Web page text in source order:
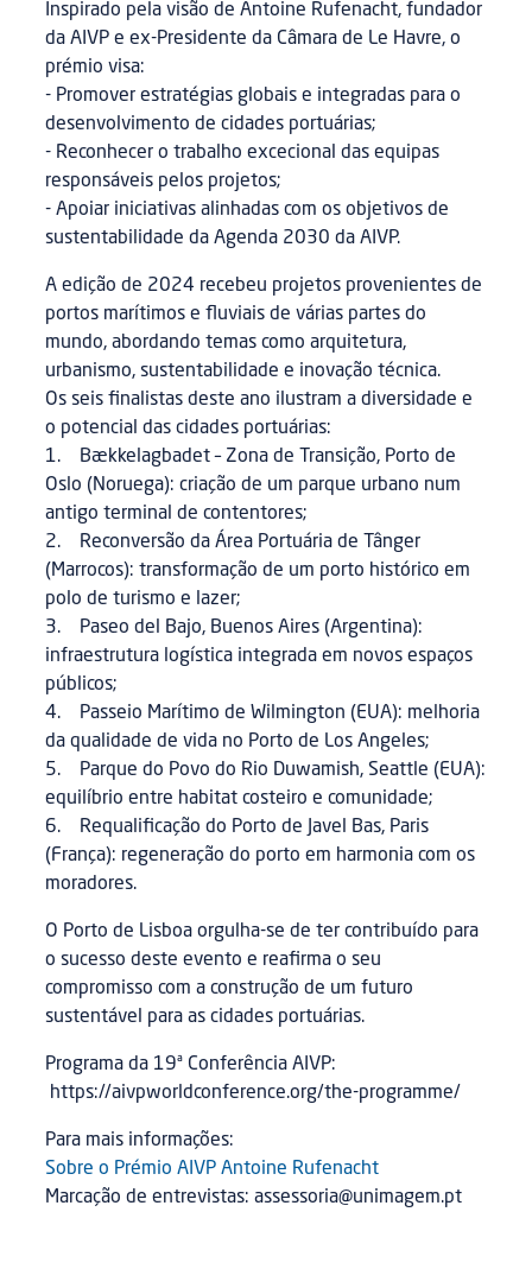
Inspirado pela visão de Antoine Rufenacht, fundador
da AIVP e ex-Presidente da Câmara de Le Havre, o
prémio visa:
- Promover estratégias globais e integradas para o
desenvolvimento de cidades portuárias;
- Reconhecer o trabalho excecional das equipas
responsáveis pelos projetos;
- Apoiar iniciativas alinhadas com os objetivos de
sustentabilidade da Agenda 2030 da AIVP.
A edição de 2024 recebeu projetos provenientes de
portos marítimos e fluviais de várias partes do
mundo, abordando temas como arquitetura,
urbanismo, sustentabilidade e inovação técnica.
Os seis finalistas deste ano ilustram a diversidade e
o potencial das cidades portuárias:
1. Bækkelagbadet – Zona de Transição, Porto de
Oslo (Noruega): criação de um parque urbano num
antigo terminal de contentores;
2. Reconversão da Área Portuária de Tânger
(Marrocos): transformação de um porto histórico em
polo de turismo e lazer;
3. Paseo del Bajo, Buenos Aires (Argentina):
infraestrutura logística integrada em novos espaços
públicos;
4. Passeio Marítimo de Wilmington (EUA): melhoria
da qualidade de vida no Porto de Los Angeles;
5. Parque do Povo do Rio Duwamish, Seattle (EUA):
equilíbrio entre habitat costeiro e comunidade;
6. Requalificação do Porto de Javel Bas, Paris
(França): regeneração do porto em harmonia com os
moradores.
O Porto de Lisboa orgulha-se de ter contribuído para
o sucesso deste evento e reafirma o seu
compromisso com a construção de um futuro
sustentável para as cidades portuárias.
Programa da 19ª Conferência AIVP:
https://aivpworldconference.org/the-programme/
Para mais informações:
Sobre o Prémio AIVP Antoine Rufenacht
Marcação de entrevistas: assessoria@unimagem.pt